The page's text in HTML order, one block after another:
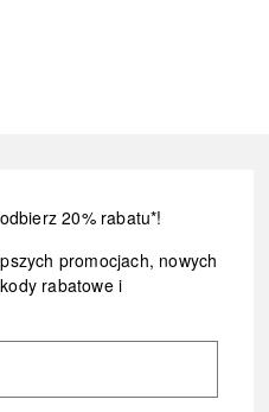
20% rabatu*!
promocjach, nowych
rabatowe i